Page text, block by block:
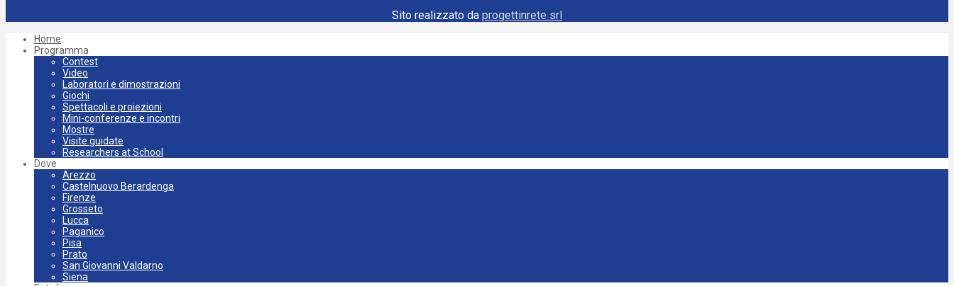
Sito realizzato da progettinrete srl
Home
Programma
Contest
Video
Laboratori e dimostrazioni
Giochi
Spettacoli e proiezioni
Mini-conferenze e incontri
Mostre
Visite guidate
Researchers at School
Dove
Arezzo
Castelnuovo Berardenga
Firenze
Grosseto
Lucca
Paganico
Pisa
Prato
San Giovanni Valdarno
Siena